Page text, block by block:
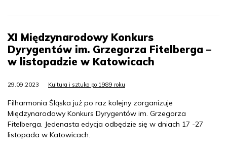
XI Międzynarodowy Konkurs
Dyrygentów im. Grzegorza Fitelberga –
w listopadzie w Katowicach
29.09.2023 Kultura i sztuka po 1989 roku
Filharmonia Śląska już po raz kolejny zorganizuje
Międzynarodowy Konkurs Dyrygentów im. Grzegorza
Fitelberga. Jedenasta edycja odbędzie się w dniach 17 -27
listopada w Katowicach.